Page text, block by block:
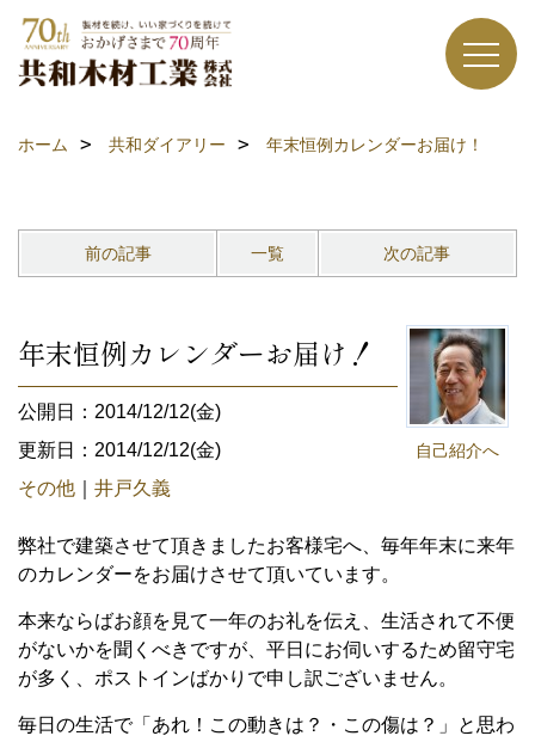
ホーム 共和ダイアリー 年末恒例カレンダーお届け！
前の記事 一覧 次の記事
自己紹介へ
年末恒例カレンダーお届け！
公開日：2014/12/12(金)
更新日：2014/12/12(金)
その他
井戸久義
弊社で建築させて頂きましたお客様宅へ、毎年年末に来年
のカレンダーをお届けさせて頂いています。
本来ならばお顔を見て一年のお礼を伝え、生活されて不便
がないかを聞くべきですが、平日にお伺いするため留守宅
が多く、ポストインばかりで申し訳ございません。
毎日の生活で「あれ！この動きは？・この傷は？」と思わ